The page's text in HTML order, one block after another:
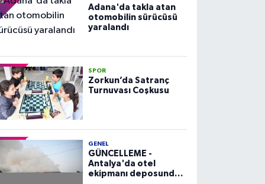
Adana'da takla atan
otomobilin sürücüsü
yaralandı
SPOR
Zorkun’da Satranç
Turnuvası Coşkusu
GENEL
GÜNCELLEME -
Antalya'da otel
ekipmanı deposunda